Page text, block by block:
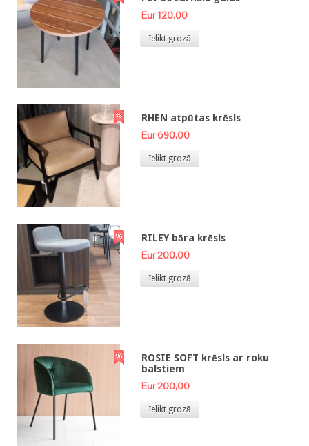
Eur 120,00
Ielikt grozā
RHEN atpūtas krēsls
Eur 690,00
Ielikt grozā
RILEY bāra krēsls
Eur 200,00
Ielikt grozā
ROSIE SOFT krēsls ar roku
balstiem
Eur 200,00
Ielikt grozā